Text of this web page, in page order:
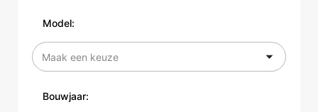
Model:
Bouwjaar: